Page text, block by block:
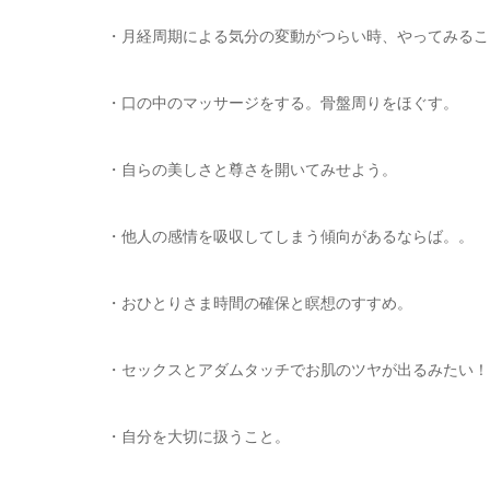
・月経周期による気分の変動がつらい時、やってみる
・口の中のマッサージをする。骨盤周りをほぐす。
・自らの美しさと尊さを開いてみせよう。
・他人の感情を吸収してしまう傾向があるならば。。
・おひとりさま時間の確保と瞑想のすすめ。
・セックスとアダムタッチでお肌のツヤが出るみたい！
・自分を大切に扱うこと。